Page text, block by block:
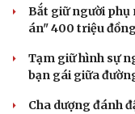
Bắt giữ người phụ
án" 400 triệu
Tạm giữ hình sự
bạn gái giữa
Cha dượng đánh